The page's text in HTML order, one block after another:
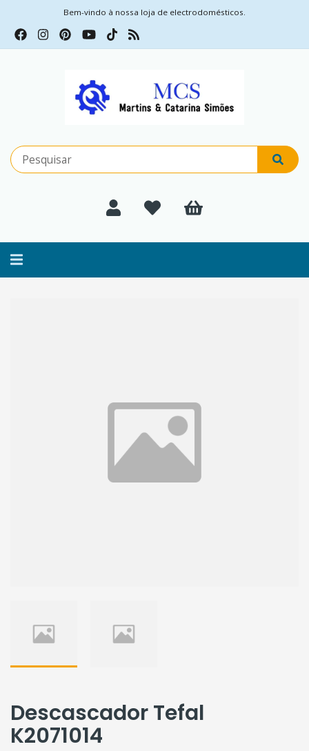
Bem-vindo à nossa loja de electrodomésticos.
Alternar
Descascador Tefal
K2071014